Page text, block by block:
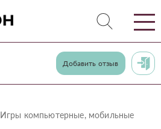
Добавить отзыв
Игры компьютерные, мобильные